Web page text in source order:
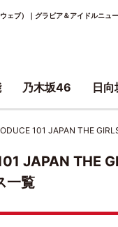
ェブ）｜グラビア＆アイドルニュ
101 JAPAN THE
JAPAN THE
一覧
乃木坂46 日